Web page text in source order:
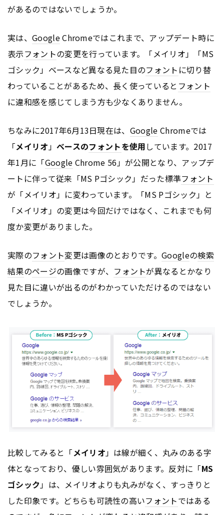
があるのではないでしょうか。
実は、 GoogleChromeではこれまで、アップデート時に
表示フォントの変更を行っています。「メイリオ」「MS
ゴシック」ベースなど異なる見た目のフォント に切り替
わっていることがあるため、長く使っていると フォント
に違和感を感じてしまう方も少なくありません。
ちなみに2017年6月13日現在は、 Google Chromeでは
「メイリオ」 ベースのフォントを使用しています。2017
年1月に「Google Chrome 56」が公開となり、アップデ
ートに伴って従来「MS Pゴシック」だった標準フォント
が「メイリオ」に変わっています。「MS Pゴシック」と
「メイリオ」の変更は今回だけではなく、これまでも何
度か変更がありました。
実際のフォント変更は画像のとおりです。Googleの検索
結果のページの画像ですが、 フォントが異なるとかなり
見た目に違いが出るのがわかっていただけるのではない
でしょうか。
比較してみると「メイリオ」は線が細く、丸みのある字
体となっており、優しい雰囲気があります。反対に「MS
ゴシック」は、メイリオよりも丸みがなく、すっきりと
した印象です。どちらも可読性の高いフォントではある